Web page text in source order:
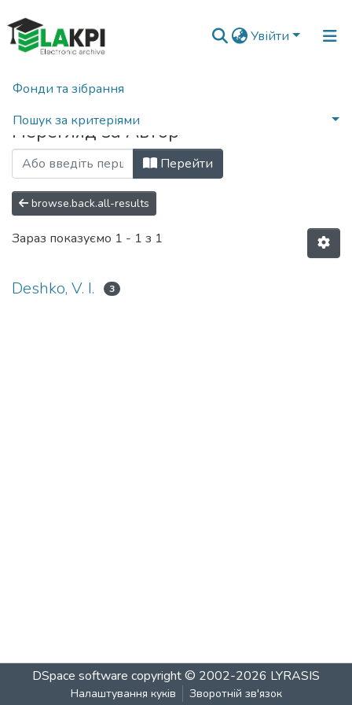
Увійти
Фонди та зібрання
Пошук за критеріями
Головна Переглянути за автором
Перегляд за Автор
Перейти
browse.back.all-results
Зараз показуємо 1 - 1 з 1
Deshko, V. I. 3
DSpace software copyright © 2002-2026 LYRASIS
Налаштування куків Зворотній зв'язок